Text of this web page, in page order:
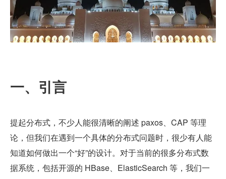
一、引言
提起分布式，不少人能很清晰的阐述 paxos、CAP 等理
论，但我们在遇到一个具体的分布式问题时，很少有人能
知道如何做出一个“好”的设计。对于当前的很多分布式数
据系统，包括开源的 HBase、ElasticSearch 等，我们一